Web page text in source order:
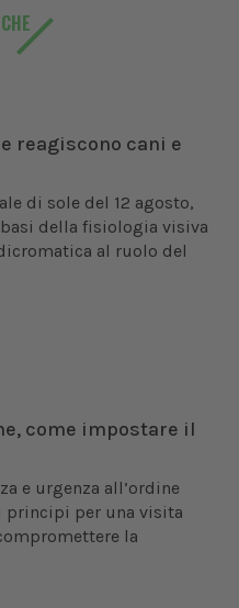
reagiscono cani e
di sole del 12 agosto,
basi della fisiologia visiva
al ruolo del
come impostare il
e urgenza all’ordine
per una visita
la